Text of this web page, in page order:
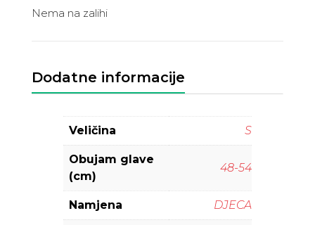
Nema na zalihi
Dodatne informacije
Veličina S
Obujam glave
(cm)
48-54
Namjena DJECA